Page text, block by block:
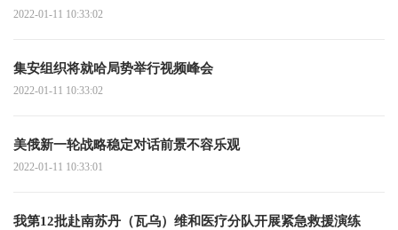
2022-01-11 10:33:02
集安组织将就哈局势举行视频峰会
2022-01-11 10:33:02
美俄新一轮战略稳定对话前景不容乐观
2022-01-11 10:33:01
我第12批赴南苏丹（瓦乌）维和医疗分队开展紧急救援演练